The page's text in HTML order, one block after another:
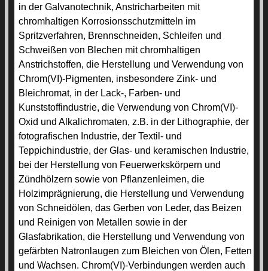
in der Galvanotechnik, Anstricharbeiten mit
chromhaltigen Korrosionsschutzmitteln im
Spritzverfahren, Brennschneiden, Schleifen und
Schweißen von Blechen mit chromhaltigen
Anstrichstoffen, die Herstellung und Verwendung von
Chrom(VI)-Pigmenten, insbesondere Zink- und
Bleichromat, in der Lack-, Farben- und
Kunststoffindustrie, die Verwendung von Chrom(VI)-
Oxid und Alkalichromaten, z.B. in der Lithographie, der
fotografischen Industrie, der Textil- und
Teppichindustrie, der Glas- und keramischen Industrie,
bei der Herstellung von Feuerwerkskörpern und
Zündhölzern sowie von Pflanzenleimen, die
Holzimprägnierung, die Herstellung und Verwendung
von Schneidölen, das Gerben von Leder, das Beizen
und Reinigen von Metallen sowie in der
Glasfabrikation, die Herstellung und Verwendung von
gefärbten Natronlaugen zum Bleichen von Ölen, Fetten
und Wachsen. Chrom(VI)-Verbindungen werden auch